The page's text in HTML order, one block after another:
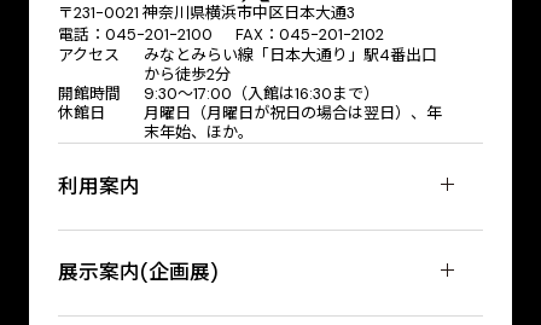
〒231-0021 神奈川県横浜市中区日本大通3
電話：045-201-2100 FAX：045-201-2102
アクセス
みなとみらい線「日本大通り」駅4番出口
から徒歩2分
開館時間
9:30〜17:00（入館は16:30まで）
休館日
月曜日（月曜日が祝日の場合は翌日）、年
末年始、ほか。
利用案内
展示案内(企画展)